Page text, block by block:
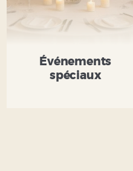
Événements
spéciaux